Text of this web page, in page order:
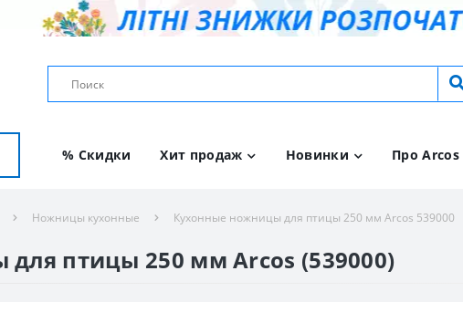
% Скидки Хит продаж Новинки Про Arcos
Ножницы кухонные Кухонные ножницы для птицы 250 мм Arcos 539000
птицы 250 мм Arcos (539000)